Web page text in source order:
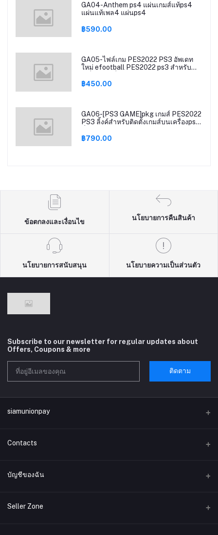
GA04-Anthem ps4 แผ่นเกมส์แท้ps4
แผ่นแท้เพล4 แผ่นps4
฿590.00
GA05-ไฟล์เกม PES2022 PS3 อัพเดท
ใหม่ efootball PES2022 ps3 สำหรับ
PS3 GAME
฿450.00
GA06-[PS3 GAME]pkg เกมส์ PES2022
PS3 ลิ้งค์สำหรับติดตั้งเกมส์บนเครื่องps3
Hen
฿790.00
ข้อตกลงและเงื่อนไข
นโยบายการคืนสินค้า
นโยบายการสนับสนุน นโยบายความเป็นส่วนตัว
Subscribe to our newsletter for regular updates about
Offers, Coupons & more
ติดตาม
siamunionpay
Contacts
ที่อยู่
โทรศัพท์
บัญชีของฉัน
เข้าสู่ระบบ
Seller Zone